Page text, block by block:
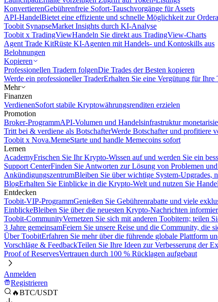
KonvertierenGebührenfreie Sofort-Tauschvorgänge für Assets
API-HandelBietet eine effiziente und schnelle Möglichkeit zur
Toobit SynapseMarket Insights durch KI-Analyse
Toobit x TradingViewHandeln Sie direkt aus TradingView-Charts
Agent Trade KitRüste KI-Agenten mit Handels- und Kontoskills aus
Belohnungen
Kopieren
Professionellen Tradern folgenDie Trades der Besten kopieren
Werde ein professioneller TraderErhalten Sie eine Vergütung für Ihre
Mehr
Finanzen
VerdienenSofort stabile Kryptowährungsrenditen erzielen
Promotion
Broker-ProgrammAPI-Volumen und Handelsinfrastruktur
Tritt bei & verdiene als BotschafterWerde Botschafter und profitiere
Toobit x Nova.MemeStarte und handle Memecoins sofort
Lernen
AcademyFrischen Sie Ihr Krypto-Wissen auf und werden Sie ein
Support CenterFinden Sie Antworten zur Lösung von Problemen
AnkündigungszentrumBleiben Sie über wichtige System-Upgrades,
BlogErhalten Sie Einblicke in die Krypto-Welt und nutzen Sie
Entdecken
Toobit-VIP-ProgrammGenießen Sie Gebührenrabatte und viele
EinblickeBleiben Sie über die neuesten Krypto-Nachrichten
Toobit-CommunityVernetzen Sie sich mit anderen Toobitern; teilen
3 Jahre gemeinsamFeiern Sie unsere Reise und die Community, die
Über ToobitErfahren Sie mehr über die führende globale Plattform
Vorschläge & FeedbackTeilen Sie Ihre Ideen zur Verbesserung der
Proof of ReservesVertrauen durch 100 % Rücklagen aufgebaut
Anmelden
Registrieren
🔥BTC/USDT